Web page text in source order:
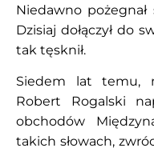
Niedawno
Dzisiaj dołączył do
tak tęsknił.
Siedem lat temu,
Robert Rogalski
obchodów
takich słowach,